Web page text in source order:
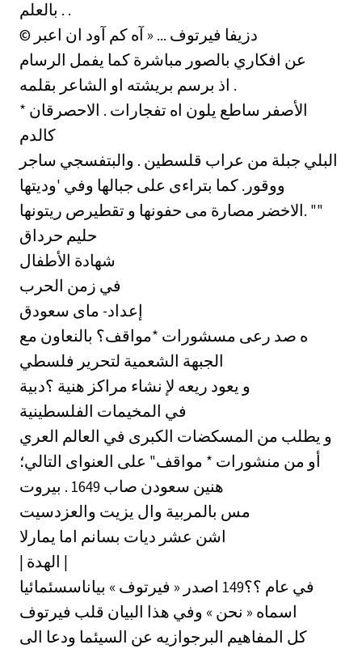
بالعلم . .
© دزيفا فيرتوف ... « آه كم آود ان اعبر
عن افكاري بالصور مباشرة كما يفمل الرسام
اذ برسم بريشته او الشاعر بقلمه .
* الأصفر ساطع يلون اه تفجارات . الاحصرقان
كالدم
البلي جبلة من عراب قلسطين . والبتفسجي ساجر
ووقور. كما بتراءى على جبالها وفي 'وديتها
الاخضر مصارة مى حفونها و تقطيرص ريتونها. ""
حليم حرداق
شهادة الأطفال
في زمن الحرب
إعداد- ماى سعودق
ه صد رعى مسشورات *مواقف؟ بالنعاون مع
الجبهة الشعمية لتحرير فلسطي
و يعود ريعه لإ نشاء مراكز هنية ؟دبية
في المخيمات الفلسطينية
و يطلب من المسكضات الكبرى في العالم العري
أو من منشورات * مواقف" على العنواى التالي؛
هنين سعودن صاب 1649 . بيروت
مس بالمربية وال يزيت والعزدسيت
اشن عشر ديات بسانم اما يمارلا
| الهدة |
في عام ؟؟149 اصدر « فيرتوف » بياناسسئمائيا
اسماه « نحن » وفي هذا البيان قلب فيرتوف
كل المفاهيم البرجوازيه عن السيئما ودعا الى